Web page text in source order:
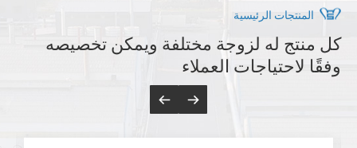
المنتجات الرئيسية
كل منتج له لزوجة مختلفة ويمكن تخصيصه
وفقًا لاحتياجات العملاء